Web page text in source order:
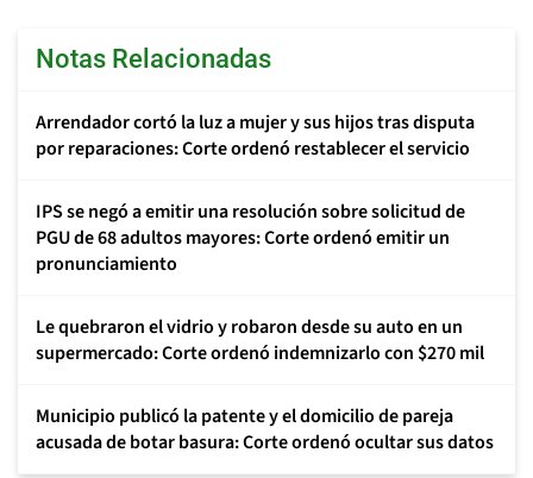
Notas Relacionadas
Arrendador cortó la luz a mujer y sus hijos tras disputa
por reparaciones: Corte ordenó restablecer el servicio
IPS se negó a emitir una resolución sobre solicitud de
PGU de 68 adultos mayores: Corte ordenó emitir un
pronunciamiento
Le quebraron el vidrio y robaron desde su auto en un
supermercado: Corte ordenó indemnizarlo con $270 mil
Municipio publicó la patente y el domicilio de pareja
acusada de botar basura: Corte ordenó ocultar sus datos